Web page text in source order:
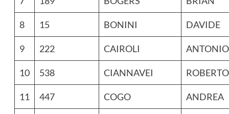
8 15 BONINI DAVIDE
9 222 CAIROLI ANTONIO
10 538 CIANNAVEI ROBERTO
11 447 COGO ANDREA